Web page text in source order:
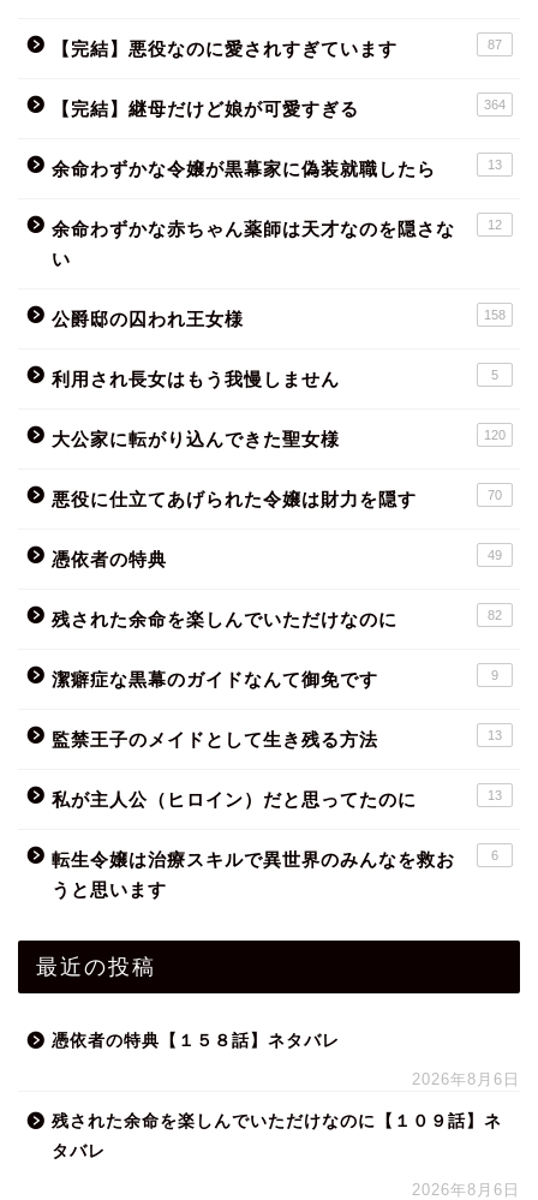
【完結】悪役なのに愛されすぎています 87
【完結】継母だけど娘が可愛すぎる 364
余命わずかな令嬢が黒幕家に偽装就職したら 13
余命わずかな赤ちゃん薬師は天才なのを隠さな
い
12
公爵邸の囚われ王女様 158
利用され長女はもう我慢しません 5
大公家に転がり込んできた聖女様 120
悪役に仕立てあげられた令嬢は財力を隠す 70
憑依者の特典 49
残された余命を楽しんでいただけなのに 82
潔癖症な黒幕のガイドなんて御免です 9
監禁王子のメイドとして生き残る方法 13
私が主人公（ヒロイン）だと思ってたのに 13
転生令嬢は治療スキルで異世界のみんなを救お
うと思います
6
最近の投稿
憑依者の特典【１５８話】ネタバレ
2026年8月6日
残された余命を楽しんでいただけなのに【１０９話】ネ
タバレ
2026年8月6日